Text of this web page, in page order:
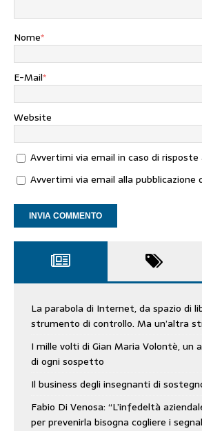
Nome*
E-Mail*
Website
Avvertimi via email in caso di
Avvertimi via email alla pubblicazione
La parabola di Internet, da spazio di
strumento di controllo. Ma un’altra
I mille volti di Gian Maria Volontè, un
di ogni sospetto
Il business degli insegnanti di
Fabio Di Venosa: “L’infedeltà
per prevenirla bisogna cogliere i